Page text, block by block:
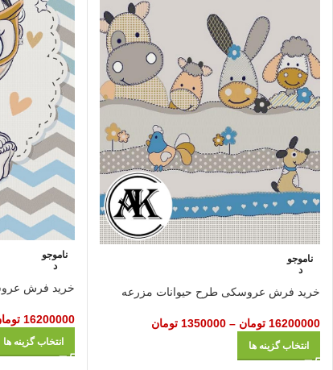
ناموجو
د
خرید فرش عروسکی طرح حیوانات مزرعه
16200000 تومان –
1350000 تومان
انتخاب گزینه ها
ناموجو
د
خرید فرش
16200000
انتخاب گزینه ها